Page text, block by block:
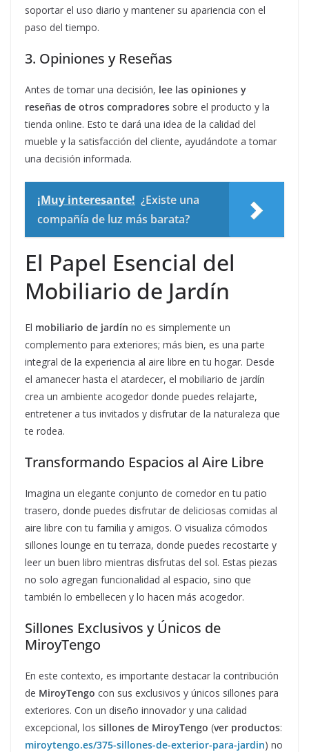
soportar el uso diario y mantener su apariencia con el
paso del tiempo.
3. Opiniones y Reseñas
Antes de tomar una decisión, lee las opiniones y
reseñas de otros compradores sobre el producto y la
tienda online. Esto te dará una idea de la calidad del
mueble y la satisfacción del cliente, ayudándote a tomar
una decisión informada.
¡Muy interesante! ¿Existe una
compañía de luz más barata?
El Papel Esencial del
Mobiliario de Jardín
El mobiliario de jardín no es simplemente un
complemento para exteriores; más bien, es una parte
integral de la experiencia al aire libre en tu hogar. Desde
el amanecer hasta el atardecer, el mobiliario de jardín
crea un ambiente acogedor donde puedes relajarte,
entretener a tus invitados y disfrutar de la naturaleza que
te rodea.
Transformando Espacios al Aire Libre
Imagina un elegante conjunto de comedor en tu patio
trasero, donde puedes disfrutar de deliciosas comidas al
aire libre con tu familia y amigos. O visualiza cómodos
sillones lounge en tu terraza, donde puedes recostarte y
leer un buen libro mientras disfrutas del sol. Estas piezas
no solo agregan funcionalidad al espacio, sino que
también lo embellecen y lo hacen más acogedor.
Sillones Exclusivos y Únicos de
MiroyTengo
En este contexto, es importante destacar la contribución
de MiroyTengo con sus exclusivos y únicos sillones para
exteriores. Con un diseño innovador y una calidad
excepcional, los sillones de MiroyTengo (ver productos:
miroytengo.es/375-sillones-de-exterior-para-jardin) no